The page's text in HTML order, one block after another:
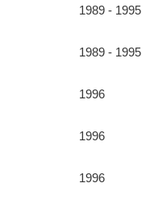
1989 - 1995
1989 - 1995
1996
1996
1996